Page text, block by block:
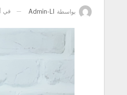
بواسطة Admin-Ll في